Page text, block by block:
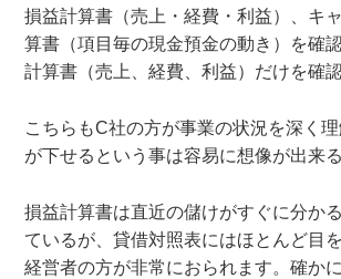
損益計算書（売上・経費・利益）、キ
算書（項目毎の現金預金の動き）を確
計算書（売上、経費、利益）だけを確
こちらもC社の方が事業の状況を深く
が下せるという事は容易に想像が出来
損益計算書は直近の儲けがすぐに分か
ているが、貸借対照表にはほとんど目
経営者の方が非常におられます。確か